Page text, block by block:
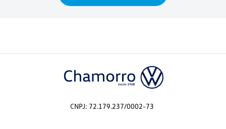
CNPJ: 72.179.237/0002-73